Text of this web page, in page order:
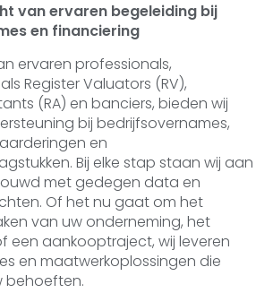
van ervaren begeleiding bij
en financiering
ervaren professionals,
Register Valuators (RV),
(RA) en banciers, bieden wij
bij bedrijfsovernames,
en
Bij elke stap staan wij aan
met gedegen data en
Of het nu gaat om het
van uw onderneming, het
een aankooptraject, wij leveren
en maatwerkoplossingen die
behoeften.